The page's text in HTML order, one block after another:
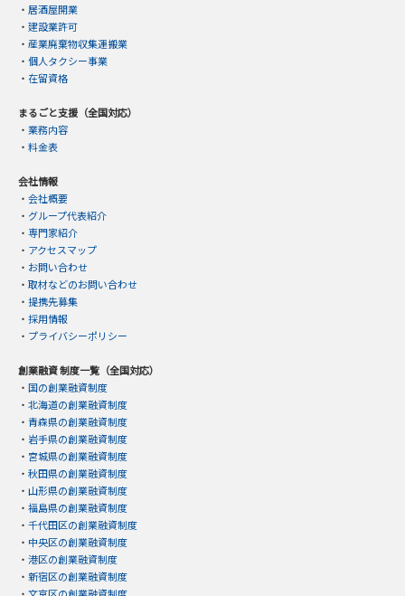
・ 居酒屋開業
・ 建設業許可
・ 産業廃棄物収集運搬業
・ 個人タクシー事業
・ 在留資格
まるごと支援（全国対応）
・ 業務内容
・ 料金表
会社情報
・ 会社概要
・ グループ代表紹介
・ 専門家紹介
・ アクセスマップ
・ お問い合わせ
・ 取材などのお問い合わせ
・ 提携先募集
・ 採用情報
・ プライバシーポリシー
創業融資 制度一覧（全国対応）
・ 国の創業融資制度
・ 北海道の創業融資制度
・ 青森県の創業融資制度
・ 岩手県の創業融資制度
・ 宮城県の創業融資制度
・ 秋田県の創業融資制度
・ 山形県の創業融資制度
・ 福島県の創業融資制度
・ 千代田区の創業融資制度
・ 中央区の創業融資制度
・ 港区の創業融資制度
・ 新宿区の創業融資制度
・ 文京区の創業融資制度